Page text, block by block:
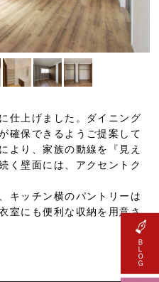
仕上げました。ダイニング
確保できるようご提案して
より、家族の動線を『見え
く壁面には、アクセントク
キッチン横のパントリーは
室にも便利な収納を用意さ